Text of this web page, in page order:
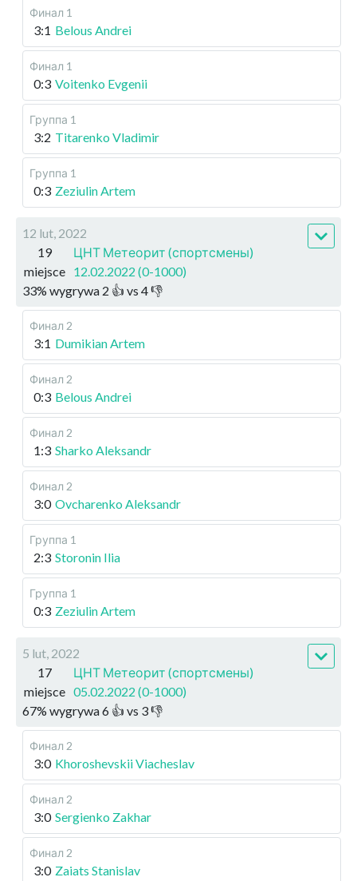
Финал 1
3:1 Belous Andrei
Финал 1
0:3 Voitenko Evgenii
Группа 1
3:2 Titarenko Vladimir
Группа 1
0:3 Zeziulin Artem
12 lut, 2022
19
miejsce
ЦНТ Метеорит (спортсмены)
12.02.2022 (0-1000)
33% wygrywa 2 👍 vs 4👎
Финал 2
3:1 Dumikian Artem
Финал 2
0:3 Belous Andrei
Финал 2
1:3 Sharko Aleksandr
Финал 2
3:0 Ovcharenko Aleksandr
Группа 1
2:3 Storonin Ilia
Группа 1
0:3 Zeziulin Artem
5 lut, 2022
17
miejsce
ЦНТ Метеорит (спортсмены)
05.02.2022 (0-1000)
67% wygrywa6 👍 vs 3👎
Финал 2
3:0 Khoroshevskii Viacheslav
Финал 2
3:0 Sergienko Zakhar
Финал 2
3:0 Zaiats Stanislav